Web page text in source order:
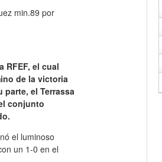
min.89 por
RFEF, el cual
de la victoria
el Terrassa
conjunto
el luminoso
un 1-0 en el